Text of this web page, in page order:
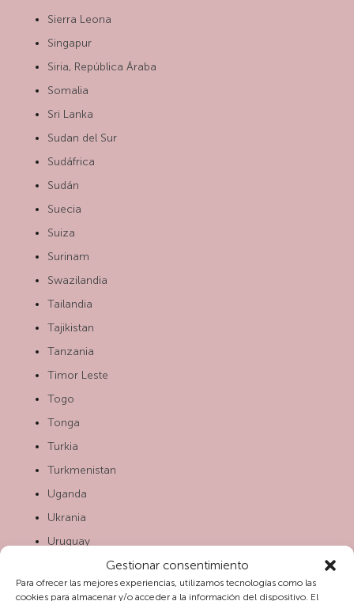
Gestionar consentimiento
Para ofrecer las mejores experiencias, utilizamos tecnologías como las
cookies para almacenar y/o acceder a la información del dispositivo. El
Sierra Leona
Singapur
Siria, República Áraba
Somalia
Sri Lanka
Sudan del Sur
Sudáfrica
Sudán
Suecia
Suiza
Surinam
Swazilandia
Tailandia
Tajikistan
Tanzania
Timor Leste
Togo
Tonga
Turkia
Turkmenistan
Uganda
Ukrania
Uruguay
Vanuatu